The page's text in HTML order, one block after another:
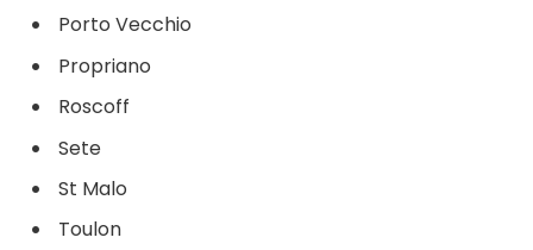
Porto Vecchio
Propriano
Roscoff
Sete
St Malo
Toulon